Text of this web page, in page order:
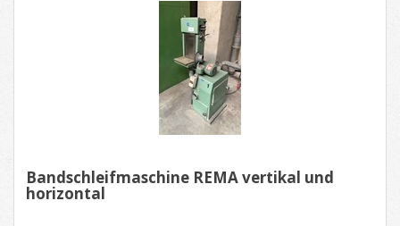
Bandschleifmaschine REMA vertikal und
horizontal